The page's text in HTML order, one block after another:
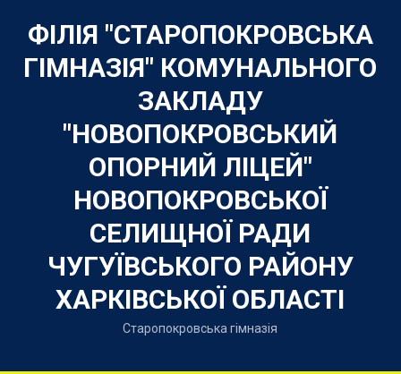
content
ФІЛІЯ "СТАРОПОКРОВСЬКА
ГІМНАЗІЯ" КОМУНАЛЬНОГО
ЗАКЛАДУ
"НОВОПОКРОВСЬКИЙ
ОПОРНИЙ ЛІЦЕЙ"
НОВОПОКРОВСЬКОЇ
СЕЛИЩНОЇ РАДИ
ЧУГУЇВСЬКОГО РАЙОНУ
ХАРКІВСЬКОЇ ОБЛАСТІ
Старопокровська гімназія